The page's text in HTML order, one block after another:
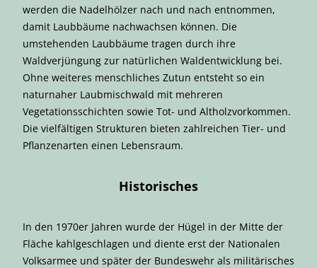
werden die Nadelhölzer nach und nach entnommen,
damit Laubbäume nachwachsen können. Die
umstehenden Laubbäume tragen durch ihre
Waldverjüngung zur natürlichen Waldentwicklung bei.
Ohne weiteres menschliches Zutun entsteht so ein
naturnaher Laubmischwald mit mehreren
Vegetationsschichten sowie Tot- und Altholzvorkommen.
Die vielfältigen Strukturen bieten zahlreichen Tier- und
Pflanzenarten einen Lebensraum.
Historisches
In den 1970er Jahren wurde der Hügel in der Mitte der
Fläche kahlgeschlagen und diente erst der Nationalen
Volksarmee und später der Bundeswehr als militärisches